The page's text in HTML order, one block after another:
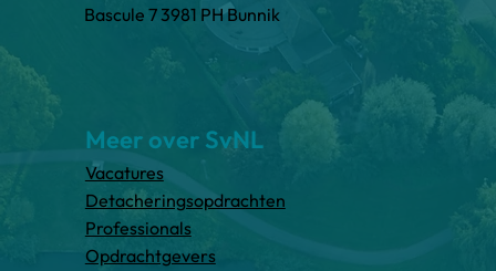
Bascule 7 3981 PH Bunnik
Meer over SvNL
Vacatures
Detacheringsopdrachten
Professionals
Opdrachtgevers